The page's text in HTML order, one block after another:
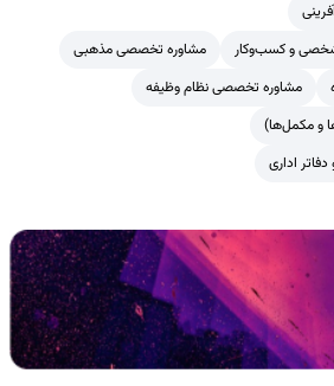
و کسب‌وکار
مشاوره تخصصی مذهبی
مشاوره تخصصی نظام وظیفه
و مکمل‌ها)
اداری